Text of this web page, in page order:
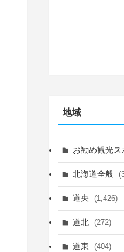
地域
お勧め観光ス
北海道全般
道央 (1,426)
(339)
道北 (272)
道東 (404)